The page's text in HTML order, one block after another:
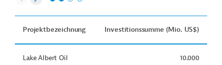
Projektbezeichnung Investitionssumme (Mio. US$)
Lake Albert Oil
10.000